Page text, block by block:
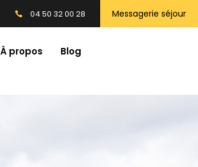
04 50 32 00 28 Messagerie séjour
À propos Blog